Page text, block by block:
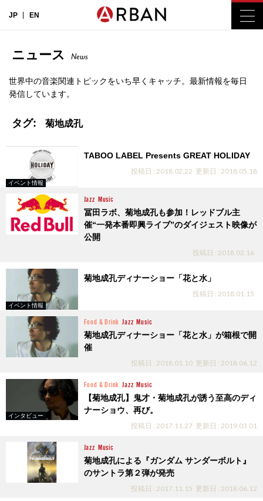
JP EN
ニュース News
世界中の音楽関連トピックをいち早くキャッチ。最新情報を毎日
発信しています。
タグ: 菊地成孔
イベント情報
TABOO LABEL Presents GREAT HOLIDAY
投稿日 : 2018.02.22 更新日 : 2018.05.18
Jazz Music
冨田ラボ、菊地成孔も参加！レッドブル主
催“一発本番即興ライブ”のダイジェスト映像が
公開
投稿日 : 2018.02.16
イベント情報
菊地成孔ディナーショー「花と水」
投稿日 : 2018.01.15
Food & Drink Jazz Music
菊地成孔ディナーショー「花と水」が箱根で開
催
投稿日 : 2018.01.10 更新日 : 2018.06.12
インタビュー
Food & Drink Jazz Music
【菊地成孔】鬼才・菊地成孔が誘う至高のディ
ナーショウ、再び。
投稿日 : 2017.11.27 更新日 : 2019.03.01
Jazz Music
菊地成孔による『ガンダム サンダーボルト』
のサントラ第２弾が発売
投稿日 : 2017.11.15 更新日 : 2018.06.12